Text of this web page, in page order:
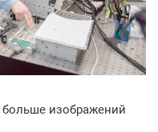
больше изображений